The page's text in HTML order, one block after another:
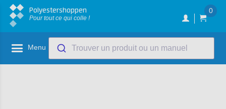
Polyestershoppen
Pour tout ce qui colle !
0
Menu Trouver un produit ou un manuel